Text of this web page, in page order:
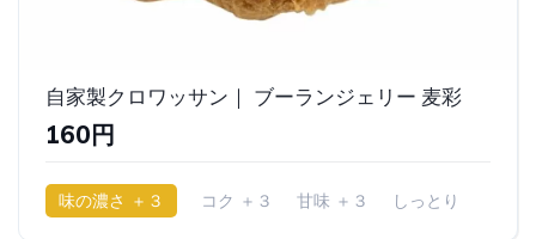
自家製クロワッサン｜ ブーランジェリー 麦彩
160円
味の濃さ ＋３ コク ＋３ 甘味 ＋３ しっとり